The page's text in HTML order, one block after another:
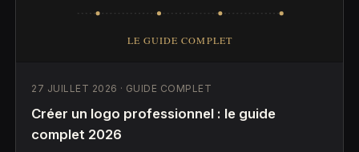
27 JUILLET 2026 · GUIDE COMPLET
Créer un logo professionnel : le guide
complet 2026